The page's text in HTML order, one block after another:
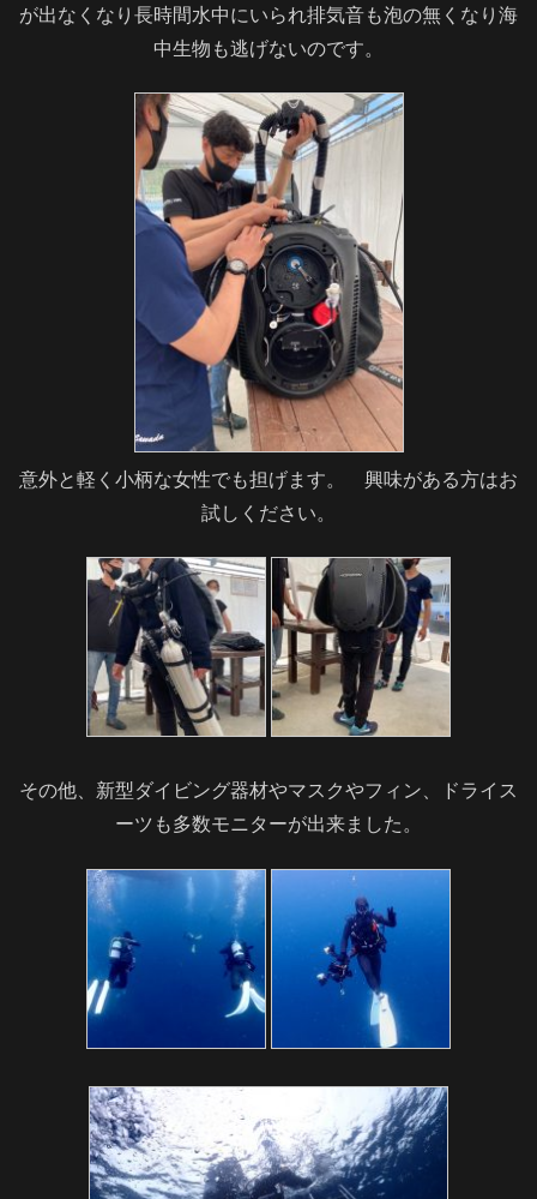
が出なくなり長時間水中にいられ排気音も泡の無くなり海
中生物も逃げないのです。
意外と軽く小柄な女性でも担げます。 興味がある方はお
試しください。
その他、新型ダイビング器材やマスクやフィン、ドライス
ーツも多数モニターが出来ました。